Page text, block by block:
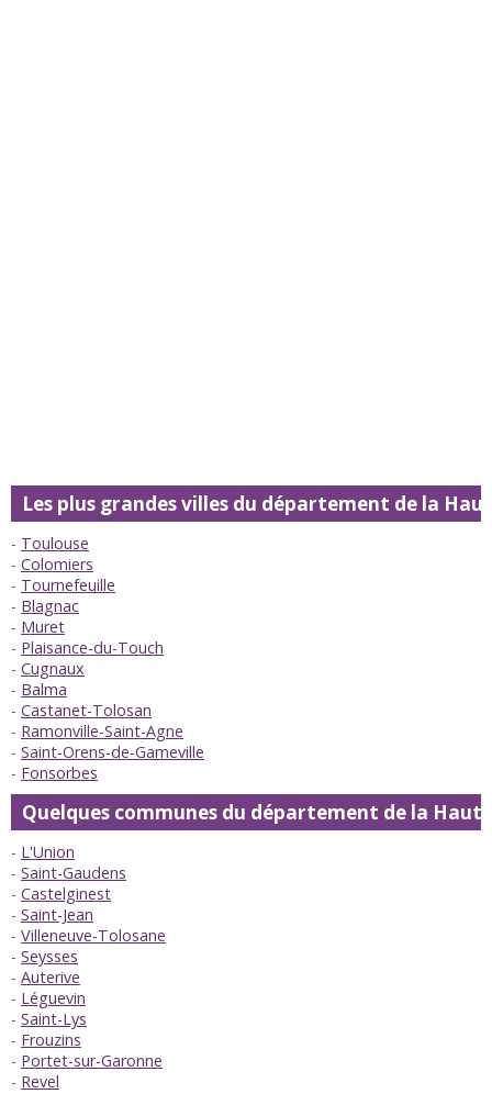
Les plus grandes villes du département de la
Toulouse
Colomiers
Tournefeuille
Blagnac
Muret
Plaisance-du-Touch
Cugnaux
Balma
Castanet-Tolosan
Ramonville-Saint-Agne
Saint-Orens-de-Gameville
Fonsorbes
Quelques communes du département de la
L'Union
Saint-Gaudens
Castelginest
Saint-Jean
Villeneuve-Tolosane
Seysses
Auterive
Léguevin
Saint-Lys
Frouzins
Portet-sur-Garonne
Revel